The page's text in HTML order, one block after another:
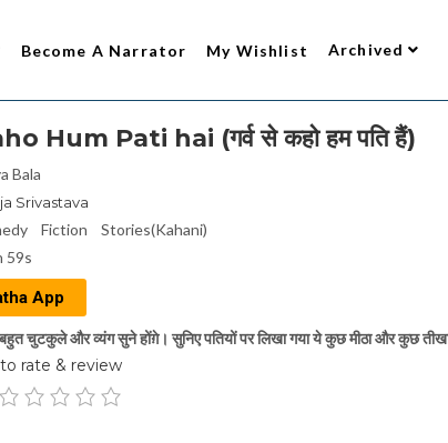
Become A Narrator My Wishlist Archived
Hum Pati hai (गर्व से कहो हम पति हैं)
Bala
Srivastava
Fiction
Stories(Kahani)
59s
App
चुटकुले और व्यंग सुने होंग़े। सुनिए पतियों पर लिखा गया ये कुछ मीठा और कुछ तीखा
to rate & review